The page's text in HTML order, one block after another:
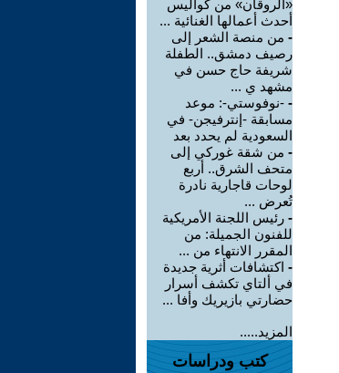
«الروقان» من كواليس
أحدث أعمالها الغنائية ...
- من منصة الشعر إلى
رصيف دمشق.. الطفلة
شريفة حاج حسن في
مشهد ي ...
- -نوفوستي-: موعد
مسابقة -إنترفيجن- في
السعودية لم يحدد بعد
- من شقة غوركي إلى
متحف الشرق.. أربع
لوحات قاجارية نادرة
تُعرض ...
- رئيس اللجنة الأمريكية
للفنون الجميلة: من
المقرر الانتهاء من ...
- اكتشافات أثرية جديدة
في ألتاي تكشف أسرار
حضارتي بازيريك وأفا ...
المزيد.....
كتب ودراسات